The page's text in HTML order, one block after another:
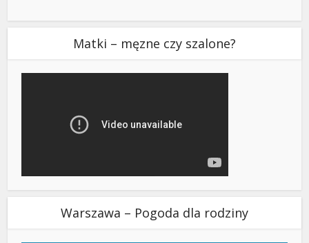
Matki – męzne czy szalone?
Warszawa – Pogoda dla rodziny